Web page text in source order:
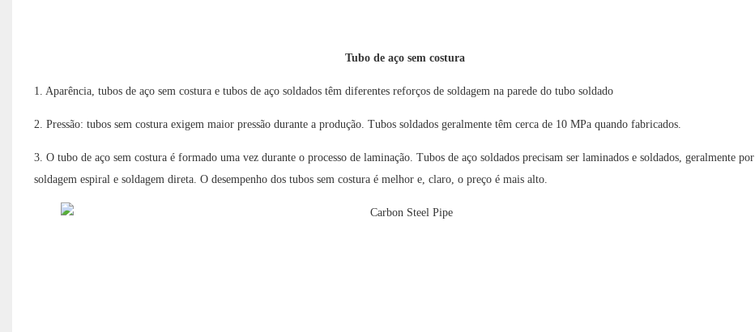
Tubo de aço sem costura
1. Aparência, tubos de aço sem costura e tubos de aço soldados têm diferentes reforços de soldagem na parede do tubo soldado
2. Pressão: tubos sem costura exigem maior pressão durante a produção. Tubos soldados geralmente têm cerca de 10 MPa quando fabricados.
3. O tubo de aço sem costura é formado uma vez durante o processo de laminação. Tubos de aço soldados precisam ser laminados e soldados, geralmente por
soldagem espiral e soldagem direta. O desempenho dos tubos sem costura é melhor e, claro, o preço é mais alto.